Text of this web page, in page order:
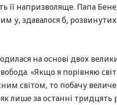
її напризволяще. Папа
у, здавалося б, розвинутих
на основі двох
«Якщо я порівняю
світом, то побачу
лише за останні тридцять